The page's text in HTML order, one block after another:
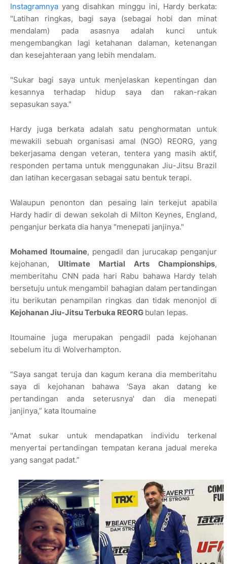
Instagramnya yang disahkan minggu ini, Hardy berkata:
"Latihan ringkas, bagi saya (sebagai hobi dan minat
mendalam) pada asasnya adalah kunci untuk
mengembangkan lagi ketahanan dalaman, ketenangan
dan kesejahteraan yang lebih mendalam.
"Sukar bagi saya untuk menjelaskan kepentingan dan
kesannya terhadap hidup saya dan rakan-rakan
sepasukan saya."
Hardy juga berkata adalah satu penghormatan untuk
mewakili sebuah organisasi amal (NGO) REORG, yang
bekerjasama dengan veteran, tentera yang masih aktif,
responden pertama untuk menggunakan Jiu-Jitsu Brazil
dan latihan kecergasan sebagai satu bentuk terapi.
Walaupun penonton dan pesaing lain terkejut apabila
Hardy hadir di dewan sekolah di Milton Keynes, England,
penganjur berkata dia hanya "menepati janjinya."
Mohamed Itoumaine, pengadil dan jurucakap penganjur
kejohanan, Ultimate Martial Arts Championships,
memberitahu CNN pada hari Rabu bahawa Hardy telah
bersetuju untuk mengambil bahagian dalam pertandingan
itu berikutan penampilan ringkas dan tidak menonjol di
Kejohanan Jiu-Jitsu Terbuka REORG bulan lepas.
Itoumaine juga merupakan pengadil pada kejohanan
sebelum itu di Wolverhampton.
“Saya sangat teruja dan kagum kerana dia memberitahu
saya di kejohanan bahawa 'Saya akan datang ke
pertandingan anda seterusnya' dan dia menepati
janjinya,” kata Itoumaine
"Amat sukar untuk mendapatkan individu terkenal
menyertai pertandingan tempatan kerana jadual mereka
yang sangat padat.”